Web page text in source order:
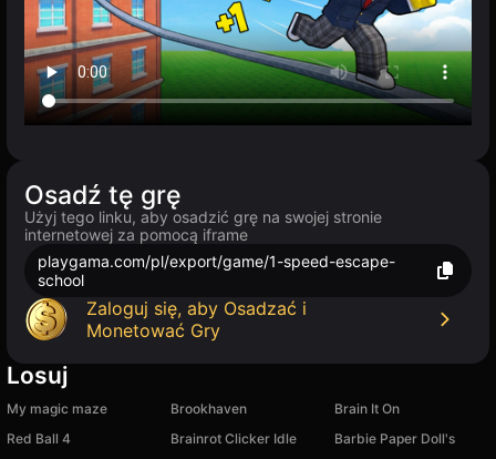
Osadź tę grę
Użyj tego linku, aby osadzić grę na swojej stronie
internetowej za pomocą iframe
playgama.com/pl/export/game/1-speed-escape-
school
Zaloguj się, aby Osadzać i
Monetować Gry
Losuj
My magic maze Brookhaven
Brain It On
Red Ball 4
Brainrot Clicker Idle
Barbie Paper Doll's